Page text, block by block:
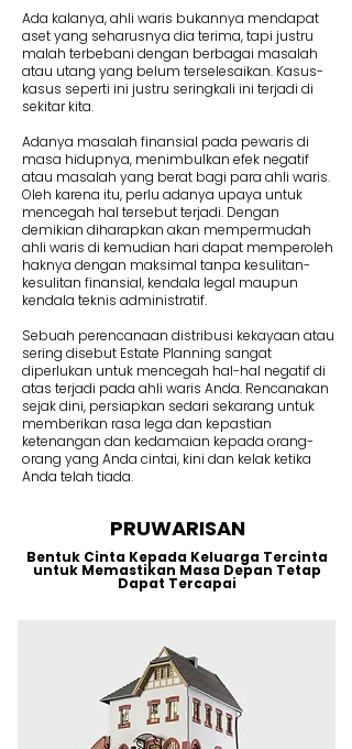
Ada kalanya, ahli waris bukannya mendapat
aset yang seharusnya dia terima, tapi justru
malah terbebani dengan berbagai masalah
atau utang yang belum terselesaikan. Kasus-
kasus seperti ini justru seringkali ini terjadi di
sekitar kita.
Adanya masalah finansial pada pewaris di
masa hidupnya, menimbulkan efek negatif
atau masalah yang berat bagi para ahli waris.
Oleh karena itu, perlu adanya upaya untuk
mencegah hal tersebut terjadi. Dengan
demikian diharapkan akan mempermudah
ahli waris di kemudian hari dapat memperoleh
haknya dengan maksimal tanpa kesulitan-
kesulitan finansial, kendala legal maupun
kendala teknis administratif.
Sebuah perencanaan distribusi kekayaan atau
sering disebut Estate Planning sangat
diperlukan untuk mencegah hal-hal negatif di
atas terjadi pada ahli waris Anda. Rencanakan
sejak dini, persiapkan sedari sekarang untuk
memberikan rasa lega dan kepastian
ketenangan dan kedamaian kepada orang-
orang yang Anda cintai, kini dan kelak ketika
Anda telah tiada.
PRUWARISAN
Bentuk Cinta Kepada Keluarga Tercinta
untuk Memastikan Masa Depan Tetap
Dapat Tercapai